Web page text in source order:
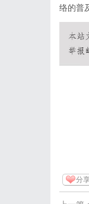
络的普
分